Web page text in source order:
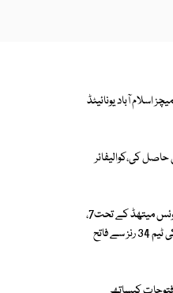
کراچی میں پی ایس ایل تھری کا فائنل کھیلنے والی دونوں ٹیمیں تینوں ایڈیشنز میں ابھی تک 7 مرتبہ مقابل ہوئیں،ان میں سے 4 میچز اسلام آباد یونائیٹڈ
لیگ میچ میں 24 رنز، دوسرے میں 7 وکٹ سے کامیابی حاصل کی،کوالیفائر
گزشتہ سال پی ایس ایل ٹو میں دونوں ٹیمیں لیگ میچز میں2مرتبہ مقابل ہوئیں، اسلام آباد یونائیٹڈ نے پہلے میچ میں ڈک ورتھ لوئس میتھڈ کے تحت7،
دوسرے میں 5 وکٹ سے فتح سمیٹی تھی۔ پی ایس ایل تھری میں دونوں ٹیموں کا 2بار سامنا ہو چکا، پہلے میچ میں پشاور زلمی کی ٹیم 34 رنز سے فاتح